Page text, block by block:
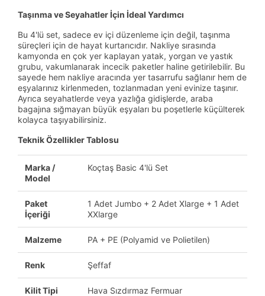
Taşınma ve Seyahatler İçin İdeal Yardımcı
Bu 4'lü set, sadece ev içi düzenleme için değil, taşınma
süreçleri için de hayat kurtarıcıdır. Nakliye sırasında
kamyonda en çok yer kaplayan yatak, yorgan ve yastık
grubu, vakumlanarak incecik paketler haline getirilebilir. Bu
sayede hem nakliye aracında yer tasarrufu sağlanır hem de
eşyalarınız kirlenmeden, tozlanmadan yeni evinize taşınır.
Ayrıca seyahatlerde veya yazlığa gidişlerde, araba
bagajına sığmayan büyük eşyaları bu poşetlerle küçülterek
kolayca taşıyabilirsiniz.
Teknik Özellikler Tablosu
Marka /
Model
Koçtaş Basic 4'lü Set
Paket
İçeriği
1 Adet Jumbo + 2 Adet Xlarge + 1 Adet
XXlarge
Malzeme PA + PE (Polyamid ve Polietilen)
Renk Şeffaf
Kilit Tipi Hava Sızdırmaz Fermuar